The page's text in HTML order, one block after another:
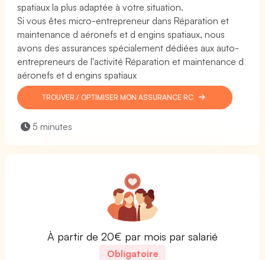
spatiaux la plus adaptée à votre situation.
Si vous êtes micro-entrepreneur dans Réparation et
maintenance d aéronefs et d engins spatiaux, nous
avons des assurances spécialement dédiées aux auto-
entrepreneurs de l'activité Réparation et maintenance d
aéronefs et d engins spatiaux
TROUVER / OPTIMISER MON ASSURANCE RC
5 minutes
À partir de 20€ par mois par salarié
Obligatoire